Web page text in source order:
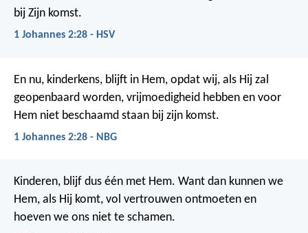
bij Zijn komst.
1 Johannes 2:28 - HSV
En nu, kinderkens, blijft in Hem, opdat wij, als Hij zal
geopenbaard worden, vrijmoedigheid hebben en voor
Hem niet beschaamd staan bij zijn komst.
1 Johannes 2:28 - NBG
Kinderen, blijf dus één met Hem. Want dan kunnen we
Hem, als Hij komt, vol vertrouwen ontmoeten en
hoeven we ons niet te schamen.